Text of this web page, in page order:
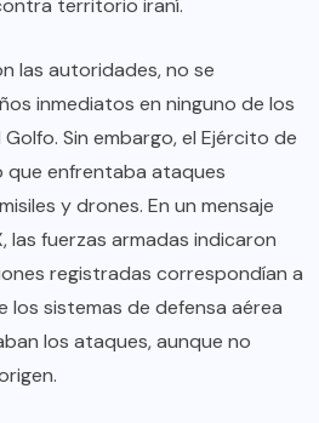
las autoridades, no se
inmediatos en ninguno de los
Sin embargo, el Ejército de
que enfrentaba ataques
y drones. En un mensaje
las fuerzas armadas indicaron
registradas correspondían a
los sistemas de defensa aérea
los ataques, aunque no